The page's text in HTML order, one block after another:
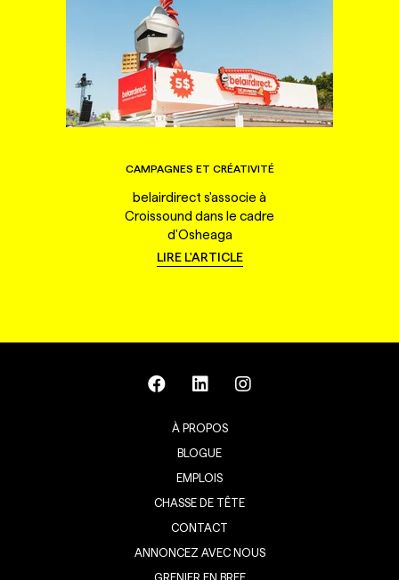
CAMPAGNES ET CRÉATIVITÉ
belairdirect s'associe à
Croissound dans le cadre
d'Osheaga
LIRE L'ARTICLE
À PROPOS
BLOGUE
EMPLOIS
CHASSE DE TÊTE
CONTACT
ANNONCEZ AVEC NOUS
GRENIER EN BREF